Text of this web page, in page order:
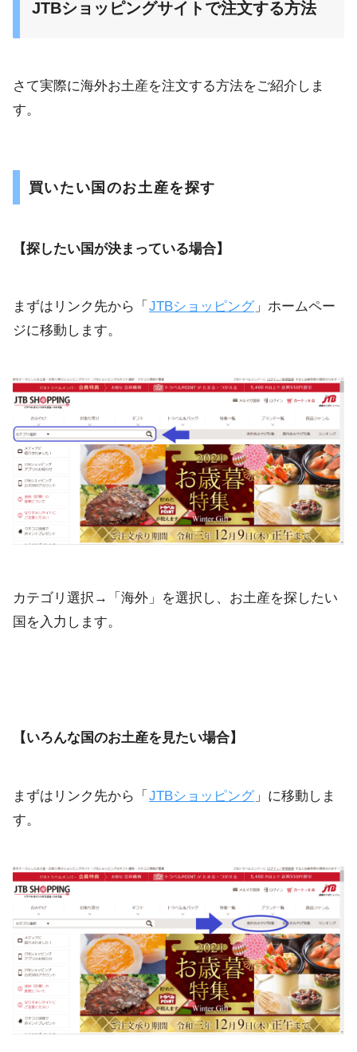
JTBショッピングサイトで注文する方法
さて実際に海外お土産を注文する方法をご紹介しま
す。
買いたい国のお土産を探す
【探したい国が決まっている場合】
まずはリンク先から「 JTBショッピング 」ホームペー
ジに移動します。
カテゴリ選択→「海外」を選択し、お土産を探したい
国を入力します。
【いろんな国のお土産を見たい場合】
まずはリンク先から「 JTBショッピング 」に移動しま
す。